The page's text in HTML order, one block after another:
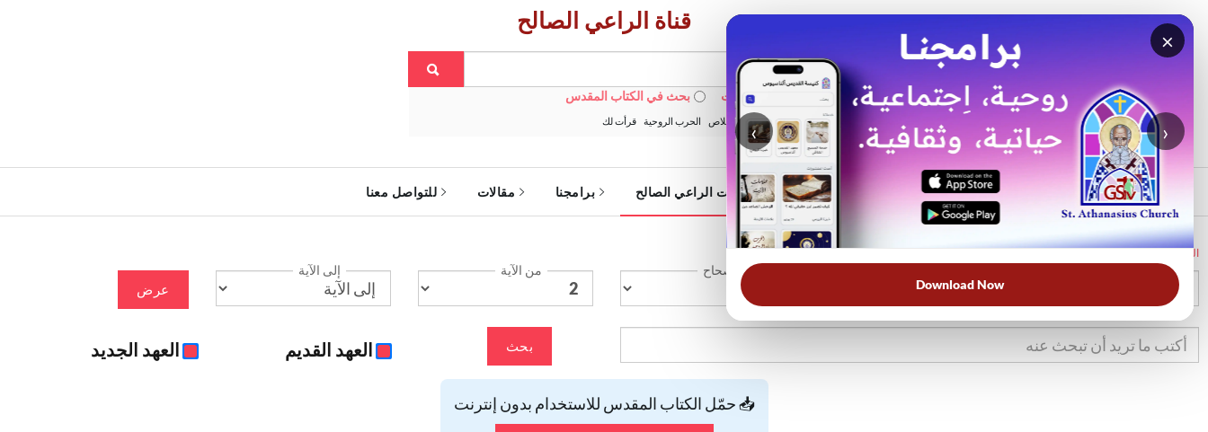
×
‹ ›
Download Now
قناة الراعي الصالح
بحث في الويبسايت بحث في الكتاب المقدس
الأكثر بحثًا: خبزنا اليومي الخلاص الحرب الروحية قرأت لك
الرئيسية خدمات الراعي الصالح برامجنا مقالات للتواصل معنا
الرئيسية
الإصحاح من الآية إلى الآية
عرض
بحث العهد القديم العهد الجديد
📥 حمّل الكتاب المقدس للاستخدام بدون إنترنت